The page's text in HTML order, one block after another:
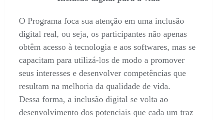
O Programa foca sua atenção em uma inclusão
digital real, ou seja, os participantes não apenas
obtêm acesso à tecnologia e aos softwares, mas se
capacitam para utilizá-los de modo a promover
seus interesses e desenvolver competências que
resultam na melhoria da qualidade de vida.
Dessa forma, a inclusão digital se volta ao
desenvolvimento dos potenciais que cada um traz